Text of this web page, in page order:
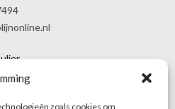
zoals cookies om